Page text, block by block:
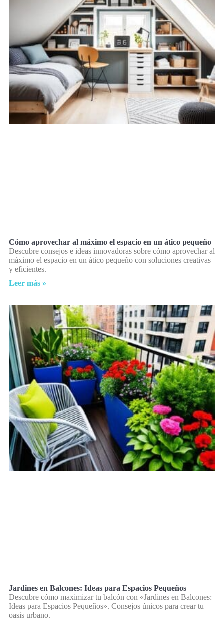
Cómo aprovechar al máximo el espacio en un ático pequeño
Descubre consejos e ideas innovadoras sobre cómo aprovechar al
máximo el espacio en un ático pequeño con soluciones creativas
y eficientes.
Leer más »
Jardines en Balcones: Ideas para Espacios Pequeños
Descubre cómo maximizar tu balcón con «Jardines en Balcones:
Ideas para Espacios Pequeños». Consejos únicos para crear tu
oasis urbano.